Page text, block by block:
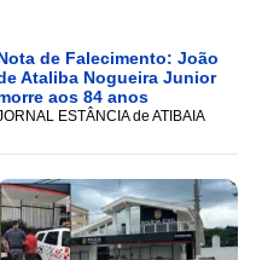
de Falecimento: João
Ataliba Nogueira Junior
aos 84 anos
ESTÂNCIA de ATIBAIA